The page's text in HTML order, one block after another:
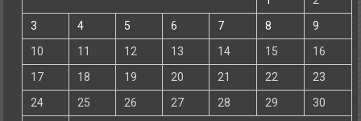
3
4 5 6 7 8
9
10
11 12 13 14 15
16
17
18 19 20 21 22
23
24
25 26 27 28 29
30